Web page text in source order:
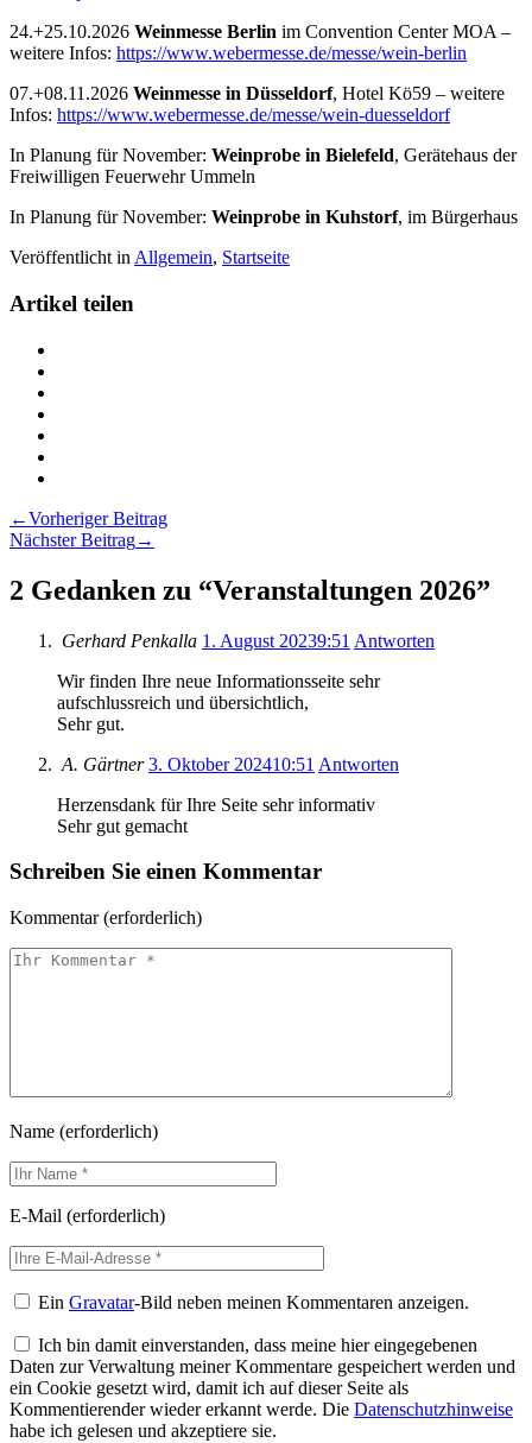
24.+25.10.2026 Weinmesse Berlin im Convention Center MOA –
weitere Infos: https://www.webermesse.de/messe/wein-berlin
07.+08.11.2026 Weinmesse in Düsseldorf, Hotel Kö59 – weitere
Infos: https://www.webermesse.de/messe/wein-duesseldorf
In Planung für November: Weinprobe in Bielefeld, Gerätehaus der
Freiwilligen Feuerwehr Ummeln
In Planung für November: Weinprobe in Kuhstorf, im Bürgerhaus
Veröffentlicht inAllgemein, Startseite
Artikel teilen
Xing
via
Email
2026
Beitragsnavigation
←Vorheriger Beitrag
Nächster Beitrag→
2 Gedanken zu “Veranstaltungen 2026”
Gerhard Penkalla 1. August 20239:51 Antworten
Wir finden Ihre neue Informationsseite sehr
aufschlussreich und übersichtlich,
Sehr gut.
A. Gärtner 3. Oktober 202410:51 Antworten
Herzensdank für Ihre Seite sehr informativ
Sehr gut gemacht
Schreiben Sie einen Kommentar
Kommentar (erforderlich)
Name (erforderlich)
E-Mail (erforderlich)
EinGravatar-Bild neben meinen Kommentaren anzeigen.
Ich bin damit einverstanden, dass meine hier eingegebenen
Daten zur Verwaltung meiner Kommentare gespeichert werden und
ein Cookie gesetzt wird, damit ich auf dieser Seite als
Kommentierender wieder erkannt werde. Die Datenschutzhinweise
habe ich gelesen und akzeptiere sie.